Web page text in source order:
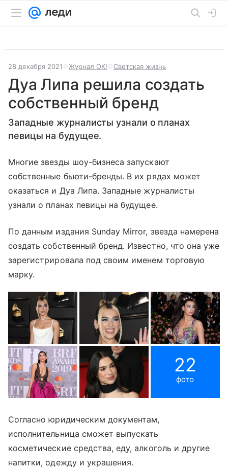
28 декабря 2021 Журнал OK! Светская жизнь
Дуа Липа решила создать
собственный бренд
Западные журналисты узнали о планах
певицы на будущее.
Многие звезды шоу-бизнеса запускают
собственные бьюти-бренды. В их рядах может
оказаться и Дуа Липа. Западные журналисты
узнали о планах певицы на будущее.
По данным издания Sunday Mirror, звезда намерена
создать собственный бренд. Известно, что она уже
зарегистрировала под своим именем торговую
марку.
22
фото
Согласно юридическим документам,
исполнительница сможет выпускать
косметические средства, еду, алкоголь и другие
напитки, одежду и украшения.